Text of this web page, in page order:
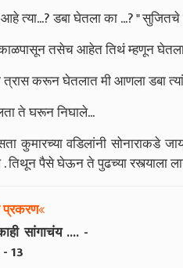
त्या...? डबा घेतला का ...? "
तसेच आहेत तिथं म्हणून घेतला "
त्रास करून घेतलात मी आणला डबा
ते घरून निघाले...
कुमारच्या वडिलांनी सोनाराकडे
तिथून पैसे घेऊन ते पुढच्या रस्त्याला
प्रकरण
सांगाचंय .... -
13